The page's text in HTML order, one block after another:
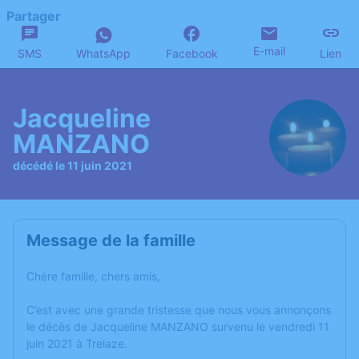
Partager
SMS WhatsApp Facebook E-mail Lien
Jacqueline
MANZANO
décédé le 11 juin 2021
Message de la famille
Chère famille, chers amis,
C’est avec une grande tristesse que nous vous annonçons
le décès de Jacqueline MANZANO survenu le vendredi 11
juin 2021 à Trelaze.